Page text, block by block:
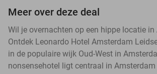
Meer over deze deal
Wil je overnachten op een hippe locatie in
Ontdek Leonardo Hotel Amsterdam
in de populaire wijk Oud-West in
nonsensehotel ligt centraal in